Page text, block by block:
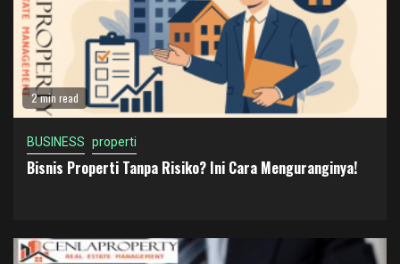
2 min read
BUSINESS properti
Bisnis Properti Tanpa Risiko? Ini Cara Menguranginya!